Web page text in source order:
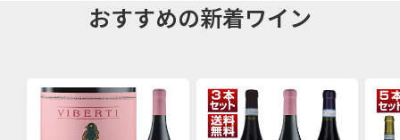
おすすめの新着ワイン